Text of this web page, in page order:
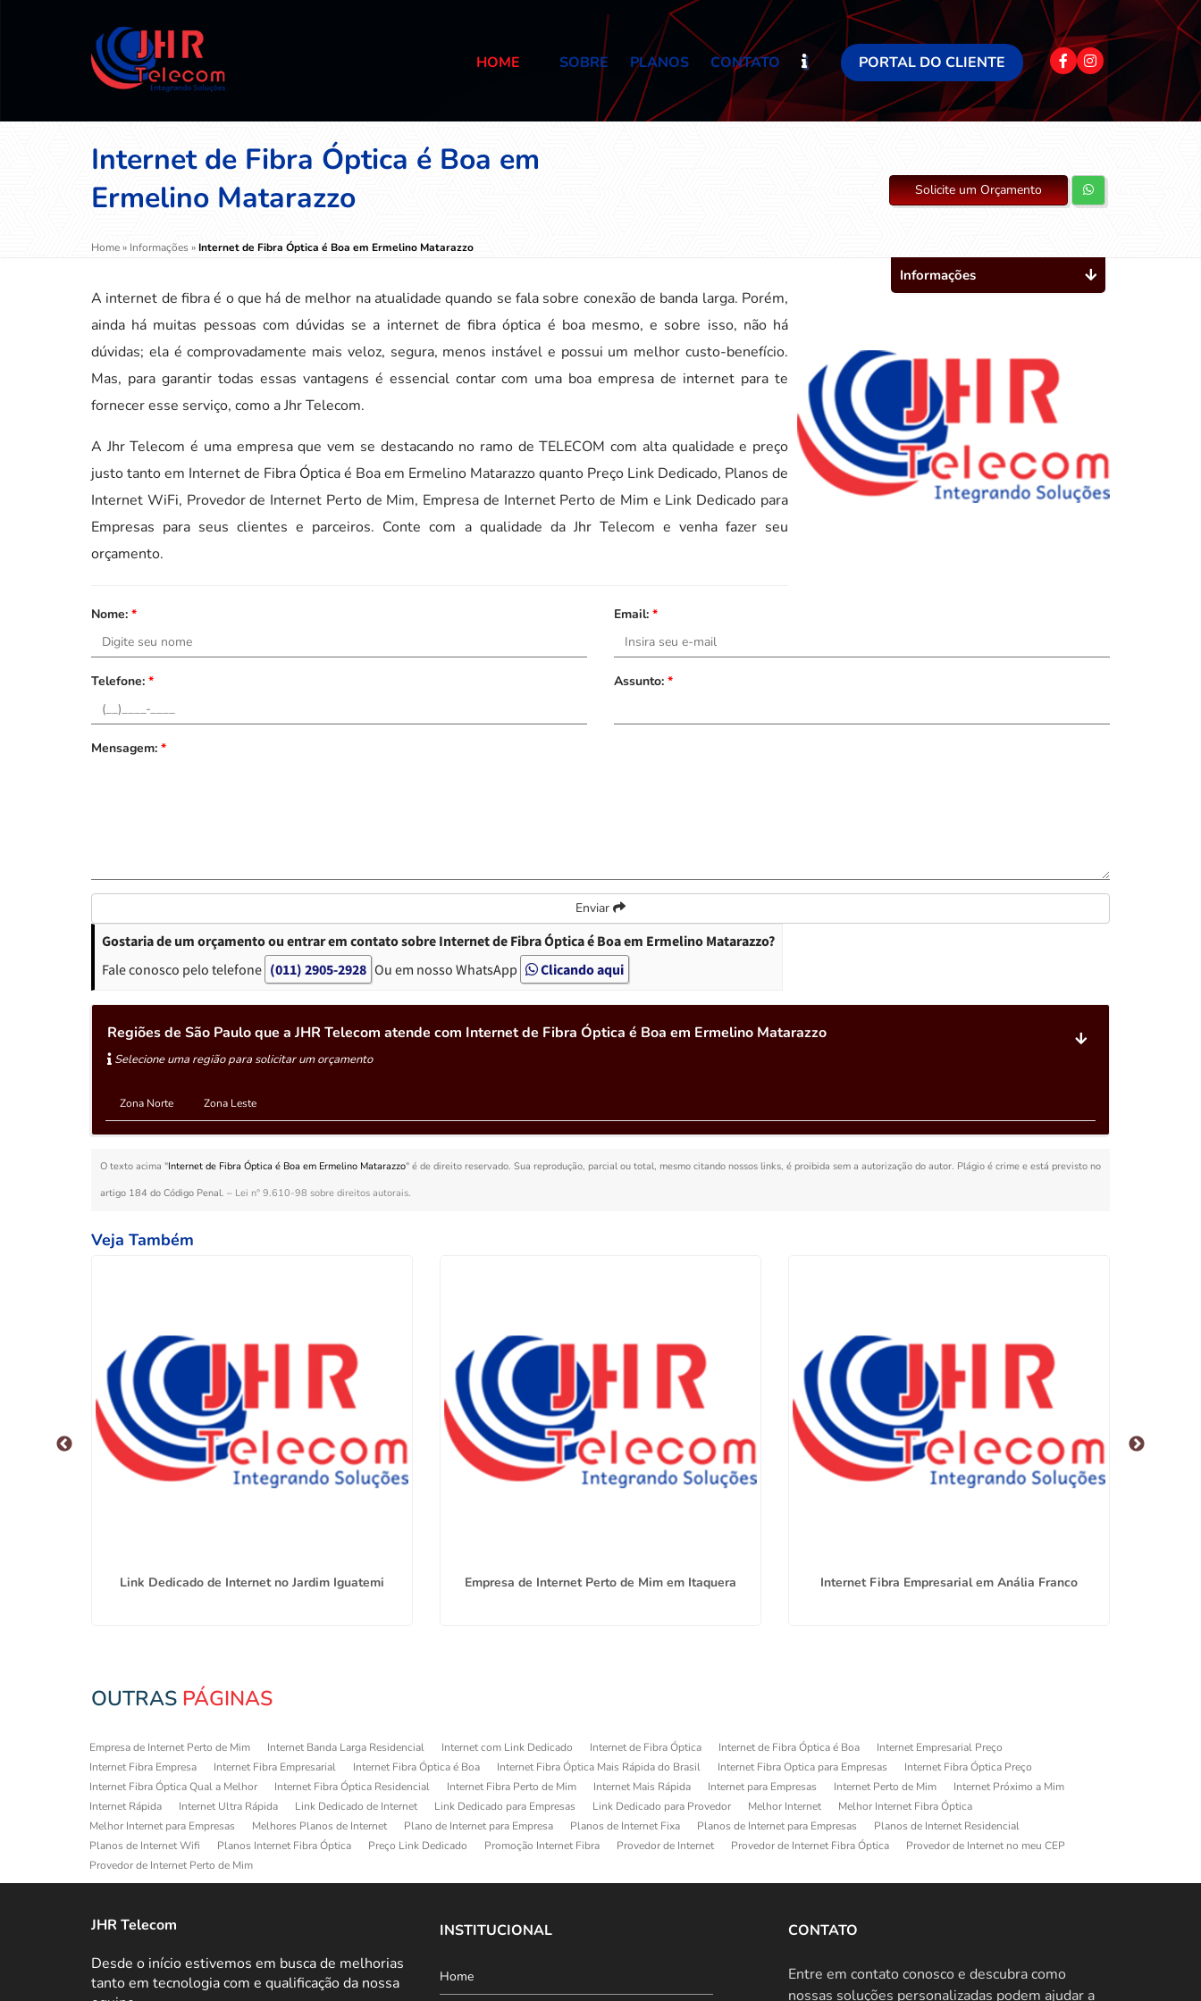
HOME SOBRE PLANOS CONTATO PORTAL DO CLIENTE
Internet de Fibra Óptica é Boa em
Ermelino Matarazzo
Home» Informações »Internet de Fibra Óptica é Boa em Ermelino Matarazzo
Solicite um Orçamento
A internet de fibra é o que há de melhor na atualidade quando se fala sobre conexão de banda larga. Porém,
ainda há muitas pessoas com dúvidas se a internet de fibra óptica é boa mesmo, e sobre isso, não há
dúvidas; ela é comprovadamente mais veloz, segura, menos instável e possui um melhor custo-benefício.
Mas, para garantir todas essas vantagens é essencial contar com uma boa empresa de internet para te
fornecer esse serviço, como a Jhr Telecom.
A Jhr Telecom é uma empresa que vem se destacando no ramo de TELECOM com alta qualidade e preço
justo tanto em Internet de Fibra Óptica é Boa em Ermelino Matarazzo quanto Preço Link Dedicado, Planos de
Internet WiFi, Provedor de Internet Perto de Mim, Empresa de Internet Perto de Mim e Link Dedicado para
Empresas para seus clientes e parceiros. Conte com a qualidade da Jhr Telecom e venha fazer seu
orçamento.
Nome: * Email: *
Telefone: * Assunto: *
Mensagem: *
Enviar
Gostaria de um orçamento ou entrar em contato sobre Internet de Fibra Óptica é Boa em Ermelino Matarazzo?
Fale conosco pelo telefone (011) 2905-2928 Ou em nosso WhatsApp Clicando aqui
Regiões de São Paulo que a JHR Telecom atende com Internet de Fibra Óptica é Boa em Ermelino Matarazzo
Selecione uma região para solicitar um orçamento
Zona Norte Zona Leste
O texto acima "Internet de Fibra Óptica é Boa em Ermelino Matarazzo" é de direito reservado. Sua reprodução, parcial ou total, mesmo citando nossos links, é proibida sem a autorização do autor. Plágio é crime e está previsto no
artigo 184 do Código Penal. – Lei n° 9.610-98 sobre direitos autorais.
Informações
Veja Também
Link Dedicado de Internet no Jardim Iguatemi Empresa de Internet Perto de Mim em Itaquera Internet Fibra Empresarial em Anália Franco
OUTRAS PÁGINAS
Empresa de Internet Perto de Mim Internet Banda Larga Residencial Internet com Link Dedicado Internet de Fibra Óptica Internet de Fibra Óptica é Boa
Internet Empresarial Preço
Internet Fibra Empresa
Internet Fibra Empresarial Internet Fibra Óptica é Boa Internet Fibra Óptica Mais Rápida do Brasil Internet Fibra Optica para Empresas
Internet Fibra Óptica Preço
Internet Fibra Óptica Qual a Melhor
Internet Fibra Óptica Residencial Internet Fibra Perto de Mim Internet Mais Rápida Internet para Empresas Internet Perto de Mim
Internet Próximo a Mim
Internet Rápida
Internet Ultra Rápida Link Dedicado de Internet Link Dedicado para Empresas Link Dedicado para Provedor Melhor Internet
Melhor Internet Fibra Óptica
Melhor Internet para Empresas
Melhores Planos de Internet Plano de Internet para Empresa Planos de Internet Fixa Planos de Internet para Empresas
Planos de Internet Residencial
Planos de Internet Wifi
Planos Internet Fibra Óptica Preço Link Dedicado Promoção Internet Fibra Provedor de Internet Provedor de Internet Fibra Óptica
Provedor de Internet no meu CEP
Provedor de Internet Perto de Mim
JHR Telecom
Desde o início estivemos em busca de melhorias
tanto em tecnologia com e qualificação da nossa
INSTITUCIONAL
Home
CONTATO
Entre em contato conosco e descubra como
nossas soluções personalizadas podem ajudar a